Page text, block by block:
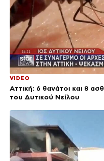
VIDEO
Αττική: 6 θανάτοι και 8
του Δυτικού Νείλου